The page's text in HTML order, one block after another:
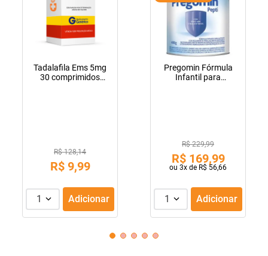
Tadalafila Ems 5mg
30 comprimidos
R$ 128,14
R$ 9,99
1 Adicionar
Pregomin Fórmula
Infantil para
R$ 229,99
R$ 169,99
ou 3x de R$ 56,66
1 Adicionar